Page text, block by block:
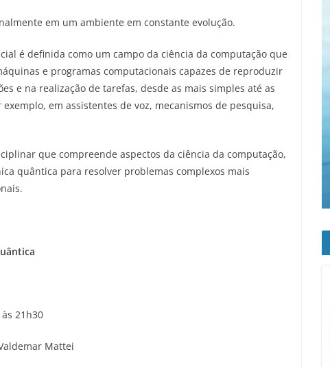
em um ambiente em constante evolução.
é definida como um campo da ciência da computação que
e programas computacionais capazes de reproduzir
e na realização de tarefas, desde as mais simples até as
em assistentes de voz, mecanismos de pesquisa,
que compreende aspectos da ciência da computação,
quântica para resolver problemas complexos mais
21h30
Mattei